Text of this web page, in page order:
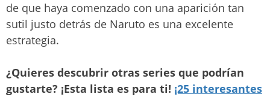
de que haya comenzado con una aparición tan
sutil justo detrás de Naruto es una excelente
estrategia.
¿Quieres descubrir otras series que podrían
gustarte? ¡Esta lista es para ti! ¡25 interesantes